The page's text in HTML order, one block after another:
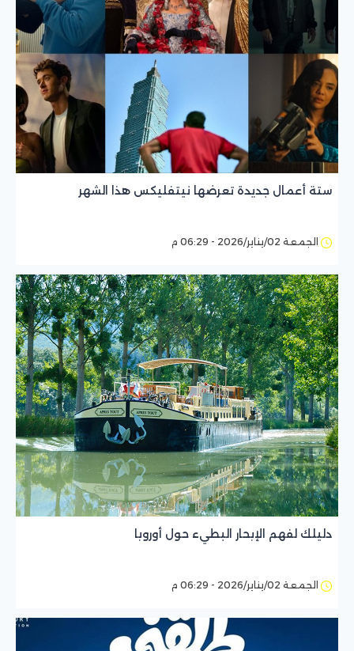
ستة أعمال جديدة تعرضها نيتفليكس هذا الشهر
الجمعة 02/يناير/2026 - 06:29 م
دليلك لفهم الإبحار البطيء حول أوروبا
الجمعة 02/يناير/2026 - 06:29 م